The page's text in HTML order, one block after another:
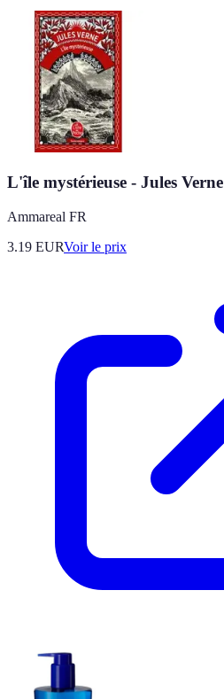
L'île mystérieuse - Jules Verne
Ammareal FR
3.19 EURVoir le prix